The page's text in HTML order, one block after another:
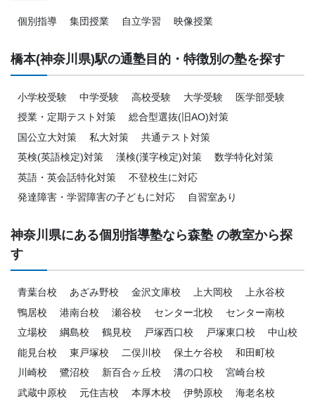
個別指導 集団授業 自立学習 映像授業
橋本(神奈川県)駅の通塾目的・特徴別の塾を探す
小学校受験 中学受験 高校受験 大学受験
医学部受験
授業・定期テスト対策
総合型選抜(旧AO)対策
国公立大対策
私大対策
共通テスト対策
英検(英語検定)対策
漢検(漢字検定)対策
数学特化対策
英語・英会話特化対策
不登校生に対応
発達障害・学習障害の子どもに対応
自習室あり
神奈川県にある個別指導塾なら森塾 の教室から探
す
青葉台校 あざみ野校 金沢文庫校 上大岡校
上永谷校
鴨居校
港南台校 瀬谷校 センター北校
センター南校
立場校
綱島校 鶴見校 戸塚西口校 戸塚東口校
中山校
能見台校
東戸塚校 二俣川校 保土ケ谷校
和田町校
川崎校
鷺沼校 新百合ヶ丘校 溝の口校
宮崎台校
武蔵中原校
元住吉校 本厚木校 伊勢原校
海老名校